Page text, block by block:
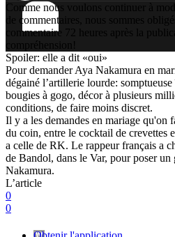
Comme nous voulons continuer à
de commentaires, nous sommes
commentaire 72 heures après la
compréhension!
Spoiler: elle a dit «oui»
Pour demander Aya Nakamura en
dégainé l’artillerie lourde:
bougies à gogo, décor à plusieurs
conditions, de faire moins discret.
Il y a les demandes en mariage qu'on
du coin, entre le cocktail de crevettes
a celle de RK. Le rappeur français a
de Bandol, dans le Var, pour poser un
Nakamura.
L’article
0
0